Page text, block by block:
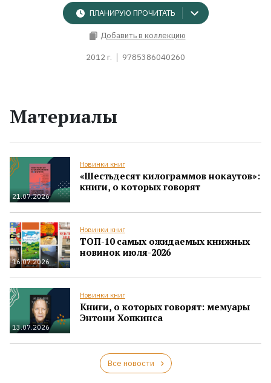
ПЛАНИРУЮ ПРОЧИТАТЬ
Добавить в коллекцию
2012 г. 9785386040260
Материалы
21.07.2026
Новинки книг
«Шестьдесят килограммов нокаутов»:
книги, о которых говорят
16.07.2026
Новинки книг
ТОП-10 самых ожидаемых книжных
новинок июля-2026
13.07.2026
Новинки книг
Книги, о которых говорят: мемуары
Энтони Хопкинса
Все новости